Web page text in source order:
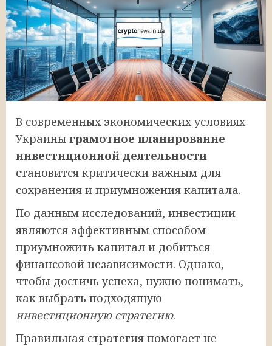
В современных экономических условиях
Украины грамотное планирование
инвестиционной деятельности
становится критически важным для
сохранения и приумножения капитала.
По данным исследований, инвестиции
являются эффективным способом
приумножить капитал и добиться
финансовой независимости. Однако,
чтобы достичь успеха, нужно понимать,
как выбрать подходящую
инвестиционную стратегию.
Правильная стратегия помогает не